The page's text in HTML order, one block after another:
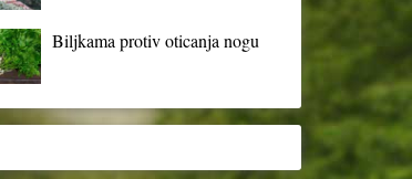
Biljkama protiv oticanja nogu